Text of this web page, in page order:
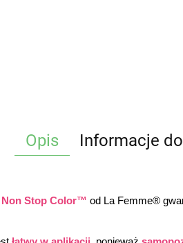
Opis Informacje
Non Stop Color™ od La Femme®